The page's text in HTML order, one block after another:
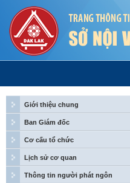
Giới thiệu chung
Ban Giám đốc
Cơ cấu tổ chức
Lịch sử cơ quan
Thông tin người phát ngôn